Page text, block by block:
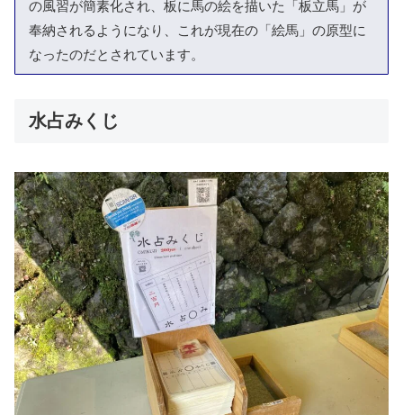
の風習が簡素化され、板に馬の絵を描いた「板立馬」が
奉納されるようになり、これが現在の「絵馬」の原型に
なったのだとされています。
水占みくじ